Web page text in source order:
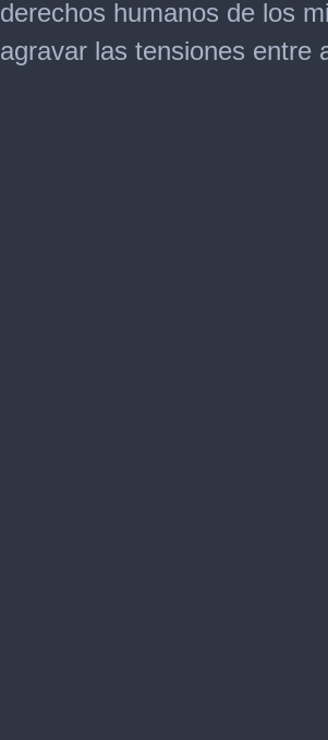
derechos humanos de los
agravar las tensiones entre